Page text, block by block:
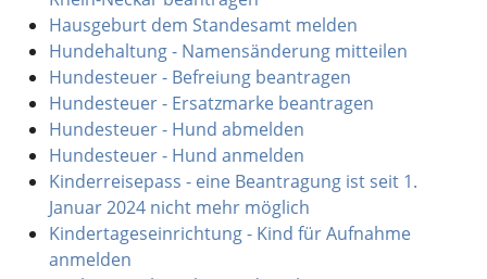
Hausgeburt dem Standesamt melden
Hundehaltung - Namensänderung mitteilen
Hundesteuer - Befreiung beantragen
Hundesteuer - Ersatzmarke beantragen
Hundesteuer - Hund abmelden
Hundesteuer - Hund anmelden
Kinderreisepass - eine Beantragung ist seit 1.
Januar 2024 nicht mehr möglich
Kindertageseinrichtung - Kind für Aufnahme
anmelden